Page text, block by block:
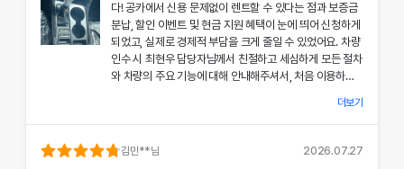
렌트료를 제공받았고, 즉시 출고되는 신차 덕분에 긴급 상
황에서도 차질 없이 차량을 이용할 수 있었던 점이 특히 인
상 깊었어요.
쏘나타의 세련된 디자인과 최신 편의 기능, 그리고 안전 장
치에 대한 세심한 관리가 직접 눈으로 확인되면서 전체적인
다시 이용하고 싶은 강력한 동기가 되었어요.
다! 공카에서 신용 문제없이 렌트할 수 있다는 점과 보증금
분납, 할인 이벤트 및 현금 지원 혜택이 눈에 띄어 신청하게
되었고, 실제로 경제적 부담을 크게 줄일 수 있었어요. 차량
인수 시 최현우 담당자님께서 친절하고 세심하게 모든 절차
와 차량의 주요 기능에 대해 안내해주셔서, 처음 이용하는
공카의 본부 직거래 시스템 덕분에 렌트료가 매우 합리적으
로 책정되었고, 필요할 때마다 즉시 출고되는 신차 시스템
은 제 일정에 맞춰 안정적으로 차량을 이용할 수 있도록 도
더보기
김민**님 2026.07.27
'(주)공카'는 (이하 '회사'는) 고객님의 개인정보를 중요시하며, "정보
통신망 이용촉진 및 정보보호"에 관한 법률을 준수하고 있습니다.